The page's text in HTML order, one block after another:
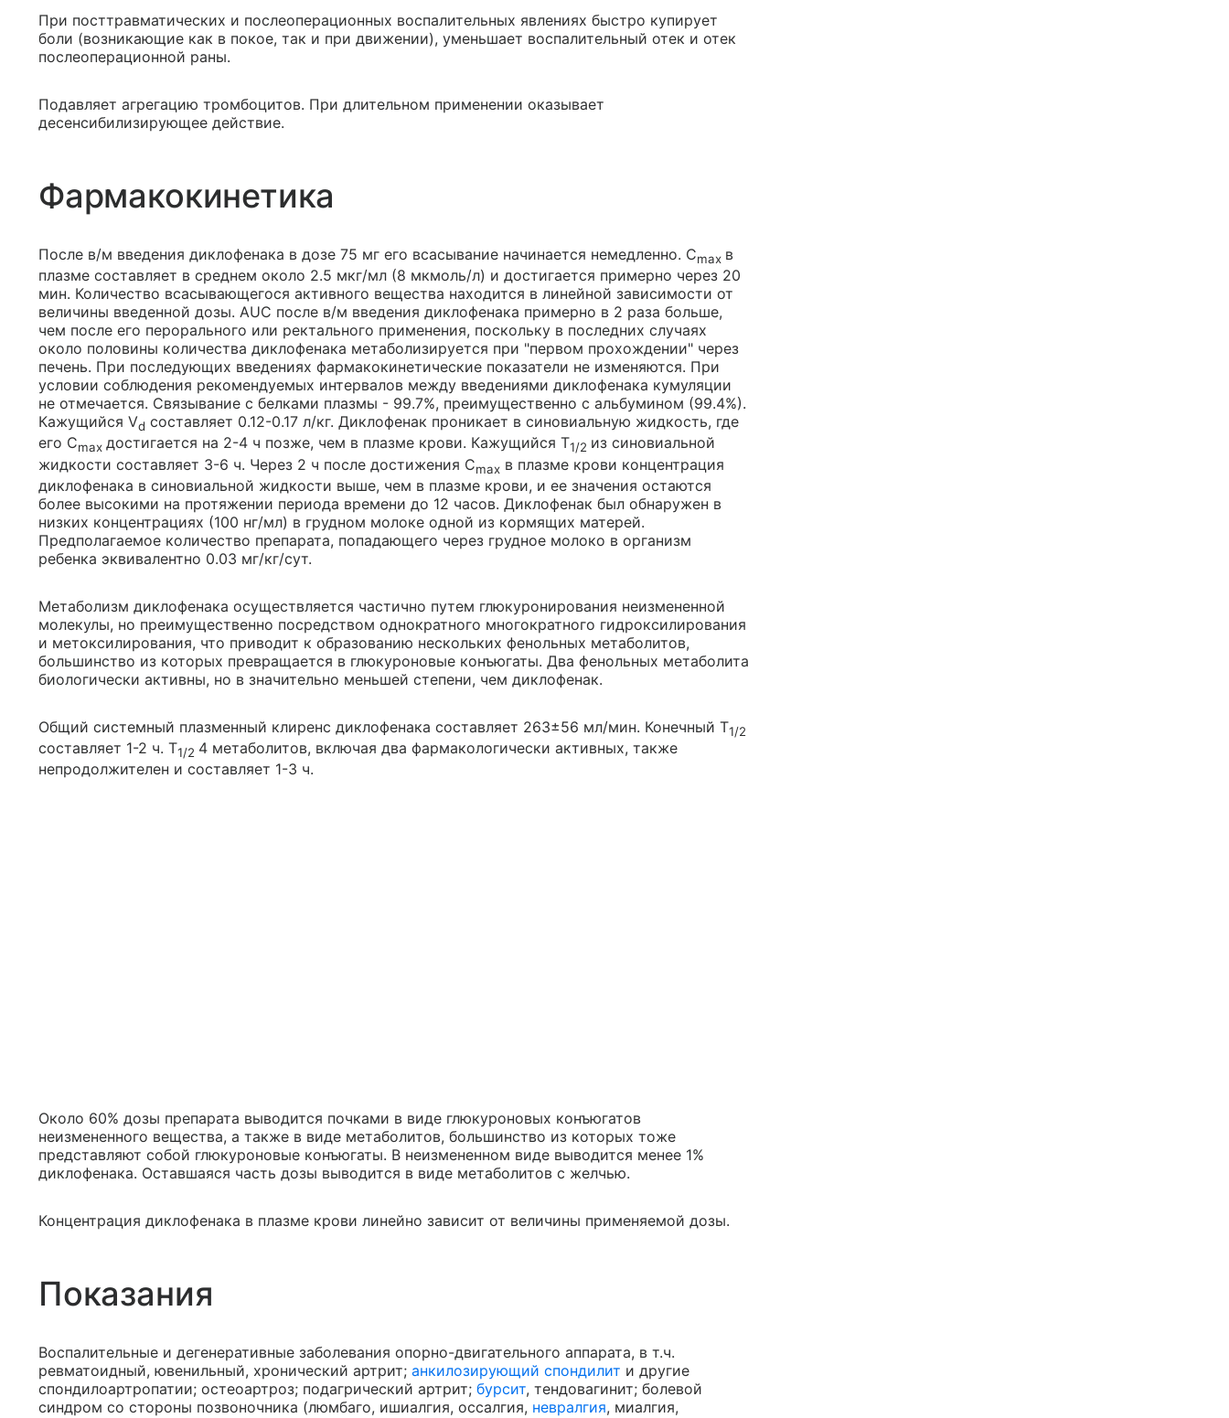
При посттравматических и послеоперационных воспалительных явлениях быстро купирует
боли (возникающие как в покое, так и при движении), уменьшает воспалительный отек и отек
послеоперационной раны.
Подавляет агрегацию тромбоцитов. При длительном применении оказывает
десенсибилизирующее действие.
Фармакокинетика
После в/м введения диклофенака в дозе 75 мг его всасывание начинается немедленно. Сmax в
плазме составляет в среднем около 2.5 мкг/мл (8 мкмоль/л) и достигается примерно через 20
мин. Количество всасывающегося активного вещества находится в линейной зависимости от
величины введенной дозы. AUC после в/м введения диклофенака примерно в 2 раза больше,
чем после его перорального или ректального применения, поскольку в последних случаях
около половины количества диклофенака метаболизируется при "первом прохождении" через
печень. При последующих введениях фармакокинетические показатели не изменяются. При
условии соблюдения рекомендуемых интервалов между введениями диклофенака кумуляции
не отмечается. Связывание с белками плазмы - 99.7%, преимущественно с альбумином (99.4%).
Кажущийся Vd составляет 0.12-0.17 л/кг. Диклофенак проникает в синовиальную жидкость, где
его Сmax достигается на 2-4 ч позже, чем в плазме крови. Кажущийся T1/2 из синовиальной
жидкости составляет 3-6 ч. Через 2 ч после достижения Сmax в плазме крови концентрация
диклофенака в синовиальной жидкости выше, чем в плазме крови, и ее значения остаются
более высокими на протяжении периода времени до 12 часов. Диклофенак был обнаружен в
низких концентрациях (100 нг/мл) в грудном молоке одной из кормящих матерей.
Предполагаемое количество препарата, попадающего через грудное молоко в организм
ребенка эквивалентно 0.03 мг/кг/сут.
Метаболизм диклофенака осуществляется частично путем глюкуронирования неизмененной
молекулы, но преимущественно посредством однократного многократного гидроксилирования
и метоксилирования, что приводит к образованию нескольких фенольных метаболитов,
большинство из которых превращается в глюкуроновые конъюгаты. Два фенольных метаболита
биологически активны, но в значительно меньшей степени, чем диклофенак.
Общий системный плазменный клиренс диклофенака составляет 263±56 мл/мин. Конечный T1/2
составляет 1-2 ч. T1/2 4 метаболитов, включая два фармакологически активных, также
непродолжителен и составляет 1-3 ч.
Около 60% дозы препарата выводится почками в виде глюкуроновых конъюгатов
неизмененного вещества, а также в виде метаболитов, большинство из которых тоже
представляют собой глюкуроновые конъюгаты. В неизмененном виде выводится менее 1%
диклофенака. Оставшаяся часть дозы выводится в виде метаболитов с желчью.
Концентрация диклофенака в плазме крови линейно зависит от величины применяемой дозы.
Показания
Воспалительные и дегенеративные заболевания опорно-двигательного аппарата, в т.ч.
ревматоидный, ювенильный, хронический артрит; анкилозирующий спондилит и другие
спондилоартропатии; остеоартроз; подагрический артрит; бурсит, тендовагинит; болевой
синдром со стороны позвоночника (люмбаго, ишиалгия, оссалгия, невралгия, миалгия,